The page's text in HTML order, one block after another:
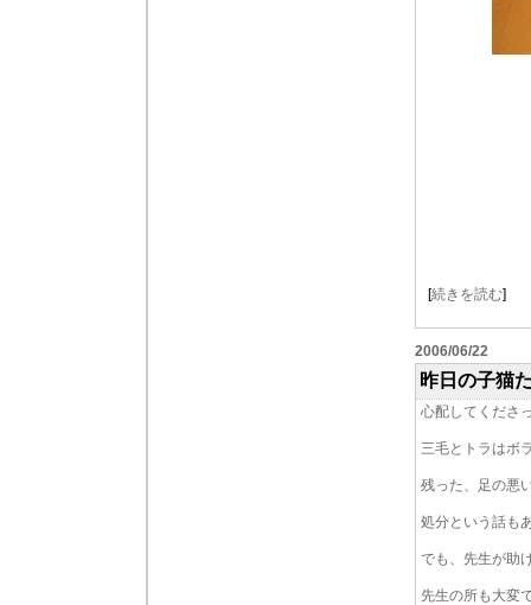
[続きを読む]
2006/06/22
昨日の子猫
心配してくださ
三毛とトラはボ
残った、足の悪
処分という話も
でも、先生が助
先生の所も大